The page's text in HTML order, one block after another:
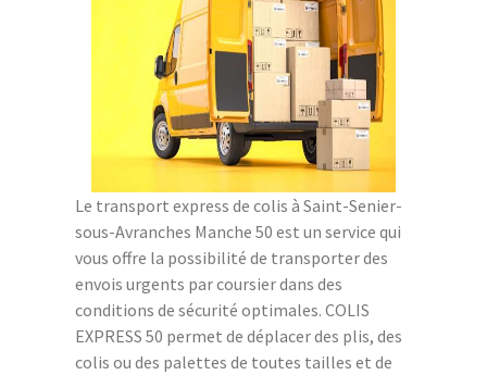
Le transport express de colis à Saint-Senier-
sous-Avranches Manche 50 est un service qui
vous offre la possibilité de transporter des
envois urgents par coursier dans des
conditions de sécurité optimales. COLIS
EXPRESS 50 permet de déplacer des plis, des
colis ou des palettes de toutes tailles et de